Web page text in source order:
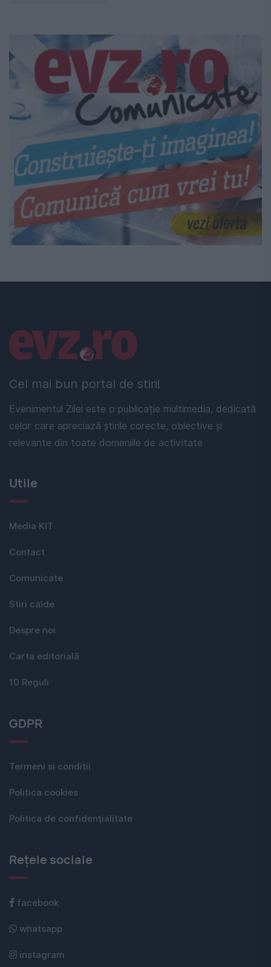
Cel mai bun portal de stiri!
Evenimentul Zilei este o publicație multimedia, dedicată
celor care apreciază știrile corecte, obiective și
relevante din toate domeniile de activitate
Linkuri utile
Utile
Media KIT
Contact
Comunicate
Stiri calde
Despre noi
Carta editorială
10 Reguli
GDPR
Termeni si conditii
Politica cookies
Politica de confidențialitate
Rețele sociale
facebook
whatsapp
instagram